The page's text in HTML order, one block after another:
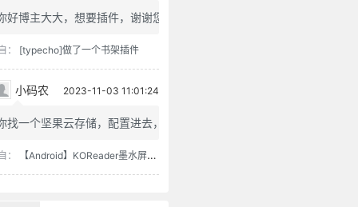
好博主大大，想要插件，谢谢您
： [typecho]做了一个书架插件
小码农 2023-11-03 11:01:24
找一个坚果云存储，配置进去，...
： 【Android】KOReader墨水屏用阅读器